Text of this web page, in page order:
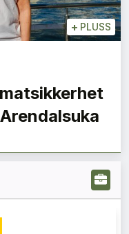
+ PLUSS